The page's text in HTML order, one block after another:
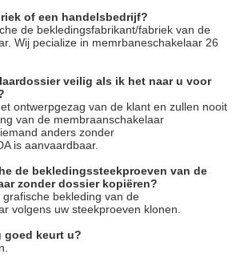
of een handelsbedrijf?
de bekledingsfabrikant/fabriek van de
Wij pecialize in memrbaneschakelaar 26
veilig als ik het naar u voor
ontwerpgezag van de klant en zullen nooit
van de membraanschakelaar
anders zonder
is aanvaardbaar.
de bekledingssteekproeven van de
zonder dossier kopiëren?
bekleding van de
volgens uw steekproeven klonen.
goed keurt u?